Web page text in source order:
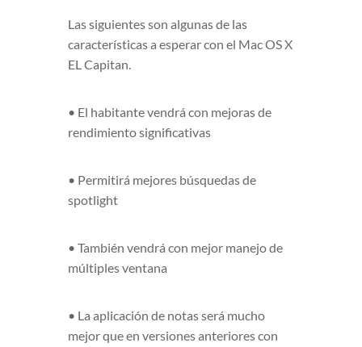
Las siguientes son algunas de las
características a esperar con el Mac OS X
EL Capitan.
• El habitante vendrá con mejoras de
rendimiento significativas
• Permitirá mejores búsquedas de
spotlight
• También vendrá con mejor manejo de
múltiples ventana
• La aplicación de notas será mucho
mejor que en versiones anteriores con